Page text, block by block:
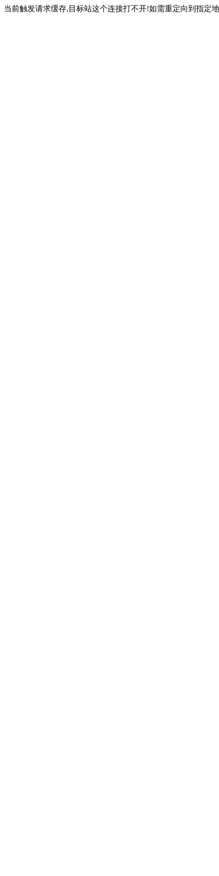
当前触发请求缓存,目标站这个连接打不开!如需重定向到指定